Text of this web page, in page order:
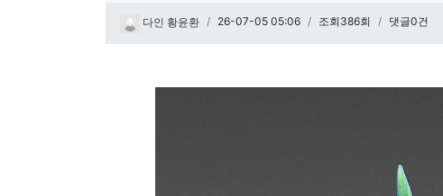
페이지 정보
다인 황윤환 작성일
26-07-05 05:06 조회386회 댓글0건